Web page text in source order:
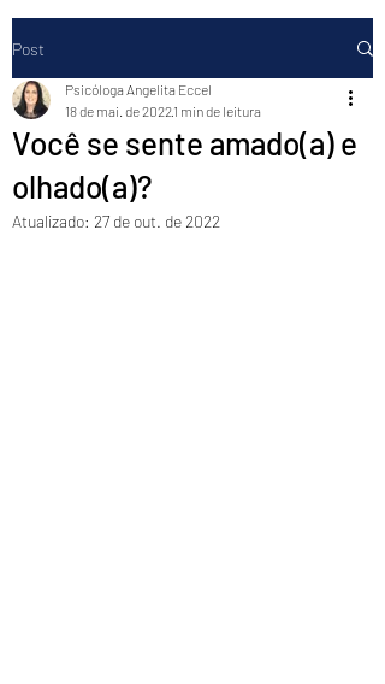
Post
Você se sente amado(a) e
olhado(a)?
Psicóloga Angelita Eccel
18 de mai. de 20221 min de leitura
Atualizado: 27 de out. de 2022